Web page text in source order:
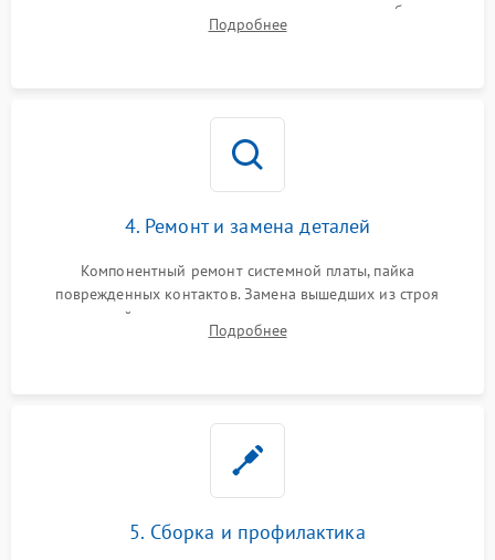
тестирование приводных моторов колес и турбины
всасывания. Оценка состояния оптических и инфракрасных
Подробнее
4. Ремонт и замена деталей
Компонентный ремонт системной платы, пайка
поврежденных контактов. Замена вышедших из строя
двигателей, изношенного аккумулятора, неисправного
лидара или помпы подачи воды. Восстановление шлейфов и
Подробнее
5. Сборка и профилактика